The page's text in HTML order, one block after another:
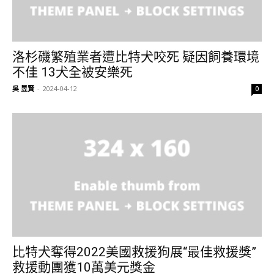
洛杉磯繁殖業者遭比特犬咬死 疑因飼養環境
不佳 13犬全被安樂死
吳 昱賢 - 2024-04-12 0
比特犬奪得2022美國救援狗展“最佳救援獎”
救援動團獲10萬美元獎金